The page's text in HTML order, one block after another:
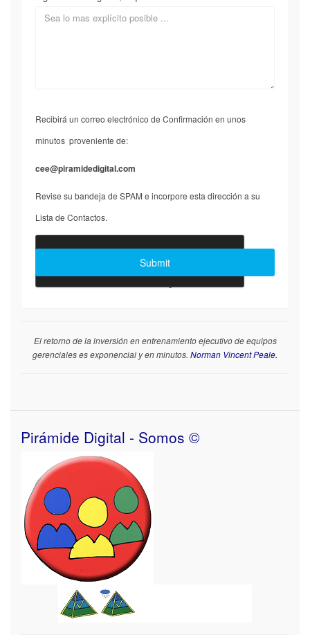
Recibirá un correo electrónico de Confirmación en unos
minutos proveniente de:
cee@piramidedigital.com
Revise su bandeja de SPAM e incorpore esta dirección a su
Lista de Contactos.
El retorno de la inversión en entrenamiento ejecutivo de equipos
gerenciales es exponencial y en minutos. Norman Vincent Peale.
Pirámide Digital - Somos ©